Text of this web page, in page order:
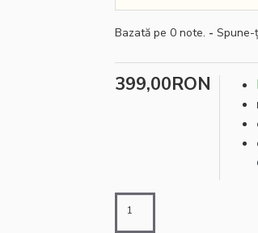
Bazată pe 0 note. - Spune-
399,00RON